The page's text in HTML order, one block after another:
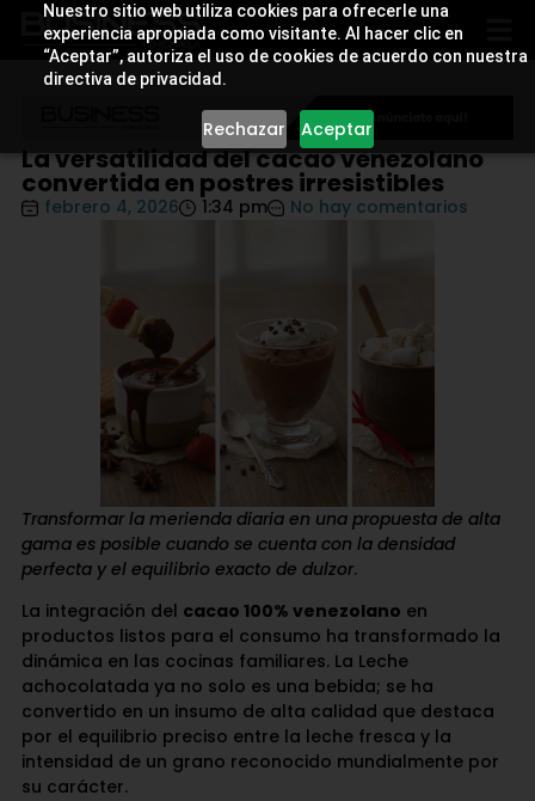
Nuestro sitio web utiliza cookies para ofrecerle una
experiencia apropiada como visitante. Al hacer clic en
“Aceptar”, autoriza el uso de cookies de acuerdo con nuestra
directiva de privacidad.
Rechazar Aceptar
La versatilidad del cacao venezolano
convertida en postres irresistibles
febrero 4, 2026 1:34 pm No hay comentarios
Transformar la merienda diaria en una propuesta de alta
gama es posible cuando se cuenta con la densidad
perfecta y el equilibrio exacto de dulzor.
La integración del cacao 100% venezolano en
productos listos para el consumo ha transformado la
dinámica en las cocinas familiares. La Leche
achocolatada ya no solo es una bebida; se ha
convertido en un insumo de alta calidad que destaca
por el equilibrio preciso entre la leche fresca y la
intensidad de un grano reconocido mundialmente por
su carácter.